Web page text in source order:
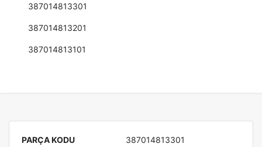
387014813301
387014813201
387014813101
PARÇA KODU
387014813301